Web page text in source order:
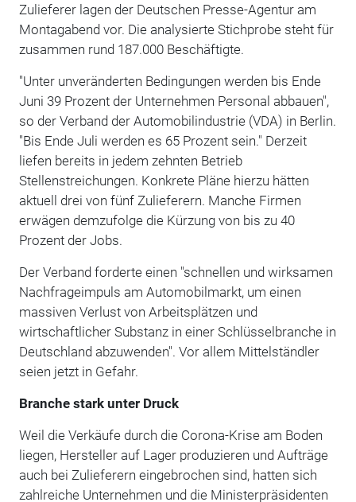
Zulieferer lagen der Deutschen Presse-Agentur am
Montagabend vor. Die analysierte Stichprobe steht für
zusammen rund 187.000 Beschäftigte.
"Unter unveränderten Bedingungen werden bis Ende
Juni 39 Prozent der Unternehmen Personal abbauen",
so der Verband der Automobilindustrie (VDA) in Berlin.
"Bis Ende Juli werden es 65 Prozent sein." Derzeit
liefen bereits in jedem zehnten Betrieb
Stellenstreichungen. Konkrete Pläne hierzu hätten
aktuell drei von fünf Zulieferern. Manche Firmen
erwägen demzufolge die Kürzung von bis zu 40
Prozent der Jobs.
Der Verband forderte einen "schnellen und wirksamen
Nachfrageimpuls am Automobilmarkt, um einen
massiven Verlust von Arbeitsplätzen und
wirtschaftlicher Substanz in einer Schlüsselbranche in
Deutschland abzuwenden". Vor allem Mittelständler
seien jetzt in Gefahr.
Branche stark unter Druck
Weil die Verkäufe durch die Corona-Krise am Boden
liegen, Hersteller auf Lager produzieren und Aufträge
auch bei Zulieferern eingebrochen sind, hatten sich
zahlreiche Unternehmen und die Ministerpräsidenten